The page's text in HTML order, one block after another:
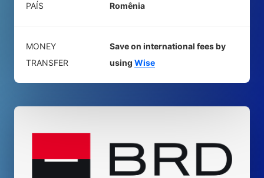
PAÍS Romênia
MONEY
TRANSFER
Save on international fees by
using Wise